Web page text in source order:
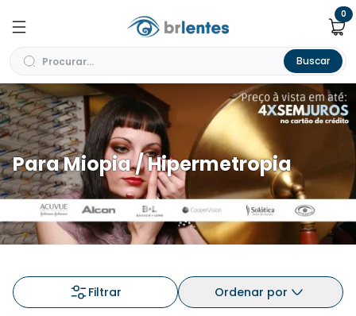
Buscar
0
Para Miopia / Hipermetropia
Filtrar Ordenar por